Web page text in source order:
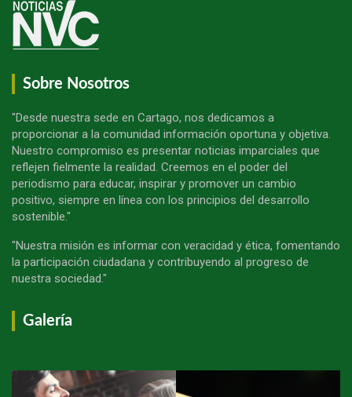
Sobre Nosotros
"Desde nuestra sede en Cartago, nos dedicamos a
proporcionar a la comunidad información oportuna y objetiva.
Nuestro compromiso es presentar noticias imparciales que
reflejen fielmente la realidad. Creemos en el poder del
periodismo para educar, inspirar y promover un cambio
positivo, siempre en línea con los principios del desarrollo
sostenible."
"Nuestra misión es informar con veracidad y ética, fomentando
la participación ciudadana y contribuyendo al progreso de
nuestra sociedad."
Galería